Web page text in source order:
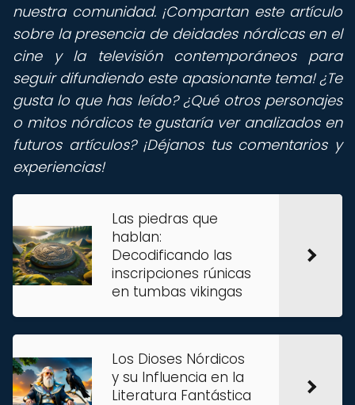
nuestra comunidad. ¡Compartan este artículo
sobre la presencia de deidades nórdicas en el
cine y la televisión contemporáneos para
seguir difundiendo este apasionante tema! ¿Te
gusta lo que has leído? ¿Qué otros personajes
o mitos nórdicos te gustaría ver analizados en
futuros artículos? ¡Déjanos tus comentarios y
experiencias!
Las piedras que
hablan:
Decodificando las
inscripciones rúnicas
en tumbas vikingas
Los Dioses Nórdicos
y su Influencia en la
Literatura Fantástica